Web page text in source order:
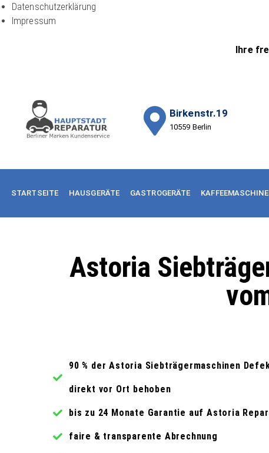
Datenschutzerklärung
Impressum
Ihre
Birkenstr.19
10559 Berlin
STARTSEITE HAUSGERÄTE GASTROGERÄTE
Astoria
90 % der Astoria Siebträgermaschinen
direkt vor Ort behoben
bis zu 24 Monate Garantie auf Astoria
faire & transparente Abrechnung